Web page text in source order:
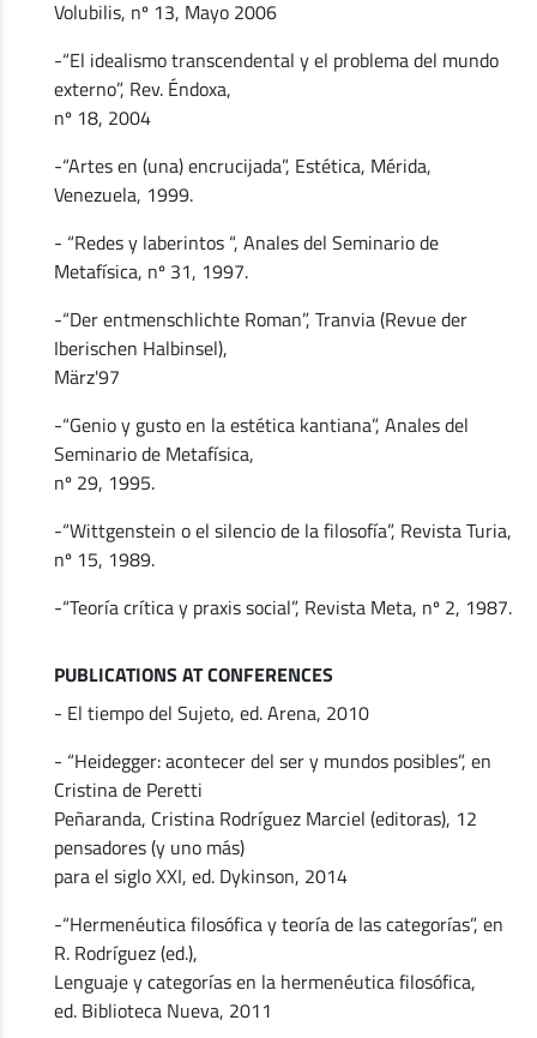
Volubilis, nº 13, Mayo 2006
-“El idealismo transcendental y el problema del mundo
externo”, Rev. Éndoxa,
nº 18, 2004
-“Artes en (una) encrucijada”, Estética, Mérida,
Venezuela, 1999.
- “Redes y laberintos “, Anales del Seminario de
Metafísica, nº 31, 1997.
-“Der entmenschlichte Roman”, Tranvia (Revue der
Iberischen Halbinsel),
März'97
-“Genio y gusto en la estética kantiana”, Anales del
Seminario de Metafísica,
nº 29, 1995.
-“Wittgenstein o el silencio de la filosofía”, Revista Turia,
nº 15, 1989.
-“Teoría crítica y praxis social”, Revista Meta, nº 2, 1987.
PUBLICATIONS AT CONFERENCES
- El tiempo del Sujeto, ed. Arena, 2010
- “Heidegger: acontecer del ser y mundos posibles”, en
Cristina de Peretti
Peñaranda, Cristina Rodríguez Marciel (editoras), 12
pensadores (y uno más)
para el siglo XXI, ed. Dykinson, 2014
-“Hermenéutica filosófica y teoría de las categorías”, en
R. Rodríguez (ed.),
Lenguaje y categorías en la hermenéutica filosófica,
ed. Biblioteca Nueva, 2011